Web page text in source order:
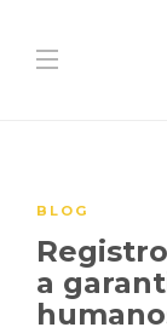
BLOG
a